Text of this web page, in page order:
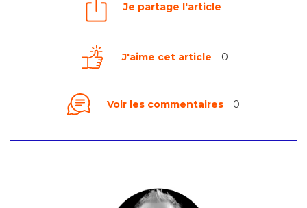
Je partage l'article
J'aime cet article 0
Voir les commentaires 0